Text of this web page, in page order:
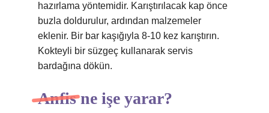
hazırlama yöntemidir. Karıştırılacak kap önce
buzla doldurulur, ardından malzemeler
eklenir. Bir bar kaşığıyla 8-10 kez karıştırın.
Kokteyli bir süzgeç kullanarak servis
bardağına dökün.
Anfis ne işe yarar?